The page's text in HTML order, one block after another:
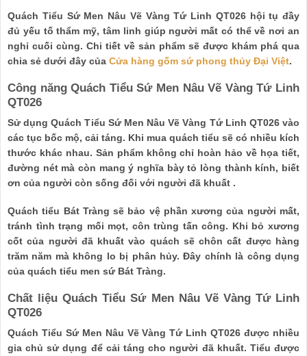
Quách Tiểu Sứ Men Nâu Vẽ Vàng Tứ Linh QT026 hội tụ đầy
đủ yếu tố thẩm mỹ, tâm linh giúp người mất có thể về nơi an
nghỉ cuối cùng. Chi tiết về sản phẩm sẽ được khám phá qua
chia sẻ dưới đây của Cửa hàng gốm sứ phong thủy Đại Việt.
Công năng Quách Tiểu Sứ Men Nâu Vẽ Vàng Tứ Linh
QT026
Sử dụng Quách Tiểu Sứ Men Nâu Vẽ Vàng Tứ Linh QT026 vào
các tục bốc mộ, cải táng. Khi mua quách tiểu sẽ có nhiều kích
thước khác nhau. Sản phẩm không chỉ hoàn hảo về họa tiết,
đường nét mà còn mang ý nghĩa bày tỏ lòng thành kính, biết
ơn của người còn sống đối với người đã khuất .
Quách tiểu Bát Tràng sẽ bảo vệ phần xương của người mất,
tránh tình trạng mối mọt, côn trùng tấn công. Khi bỏ xương
cốt của người đã khuất vào quách sẽ chôn cất được hàng
trăm năm mà không lo bị phân hủy. Đây chính là công dụng
của quách tiểu men sứ Bát Tràng.
Chất liệu Quách Tiểu Sứ Men Nâu Vẽ Vàng Tứ Linh
QT026
Quách Tiểu Sứ Men Nâu Vẽ Vàng Tứ Linh QT026 được nhiều
gia chủ sử dụng để cải táng cho người đã khuất. Tiểu được